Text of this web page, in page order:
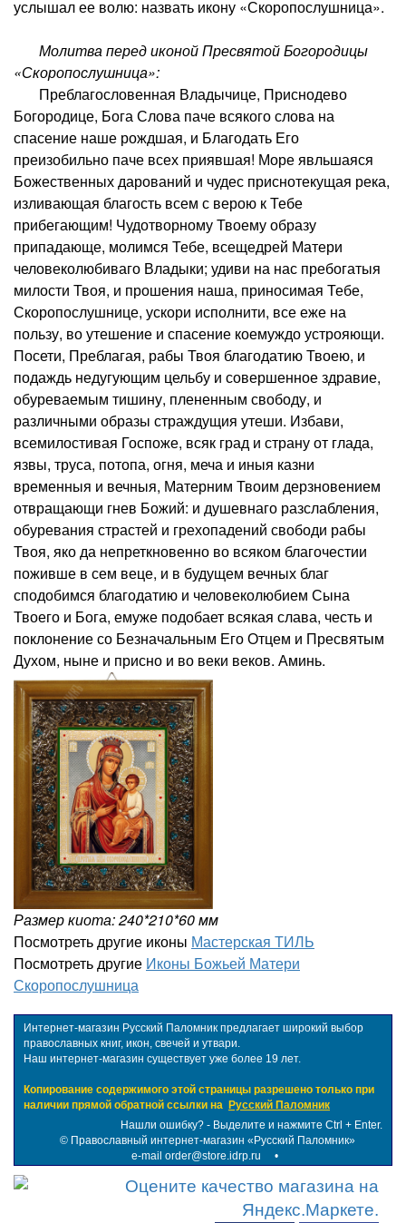
услышал ее волю: назвать икону «Скоропослушница».
Молитва перед иконой Пресвятой Богородицы
«Скоропослушница»:
Преблагословенная Владычице, Приснодево
Богородице, Бога Слова паче всякого слова на
спасение наше рождшая, и Благодать Его
преизобильно паче всех приявшая! Море явльшаяся
Божественных дарований и чудес приснотекущая река,
изливающая благость всем с верою к Тебе
прибегающим! Чудотворному Твоему образу
припадающе, молимся Тебе, всещедрей Матери
человеколюбиваго Владыки; удиви на нас пребогатыя
милости Твоя, и прошения наша, приносимая Тебе,
Скоропослушнице, ускори исполнити, все еже на
пользу, во утешение и спасение коемуждо устрояющи.
Посети, Преблагая, рабы Твоя благодатию Твоею, и
подаждь недугующим цельбу и совершенное здравие,
обуреваемым тишину, плененным свободу, и
различными образы страждущия утеши. Избави,
всемилостивая Госпоже, всяк град и страну от глада,
язвы, труса, потопа, огня, меча и иныя казни
временныя и вечныя, Матерним Твоим дерзновением
отвращающи гнев Божий: и душевнаго разслабления,
обуревания страстей и грехопадений свободи рабы
Твоя, яко да непреткновенно во всяком благочестии
поживше в сем веце, и в будущем вечных благ
сподобимся благодатию и человеколюбием Сына
Твоего и Бога, емуже подобает всякая слава, честь и
поклонение со Безначальным Его Отцем и Пресвятым
Духом, ныне и присно и во веки веков. Аминь.
Размер киота: 240*210*60 мм
Посмотреть другие иконы Мастерская ТИЛЬ
Посмотреть другие Иконы Божьей Матери
Скоропослушница
Интернет-магазин Русский Паломник предлагает широкий выбор
православных книг, икон, свечей и утвари.
Наш интернет-магазин существует уже более 19 лет.
Копирование содержимого этой страницы разрешено только при
наличии прямой обратной ссылки на Русский Паломник
Нашли ошибку? - Выделите и нажмите Ctrl + Enter.
© Православный интернет-магазин «Русский Паломник»
e-mail order@store.idrp.ru •